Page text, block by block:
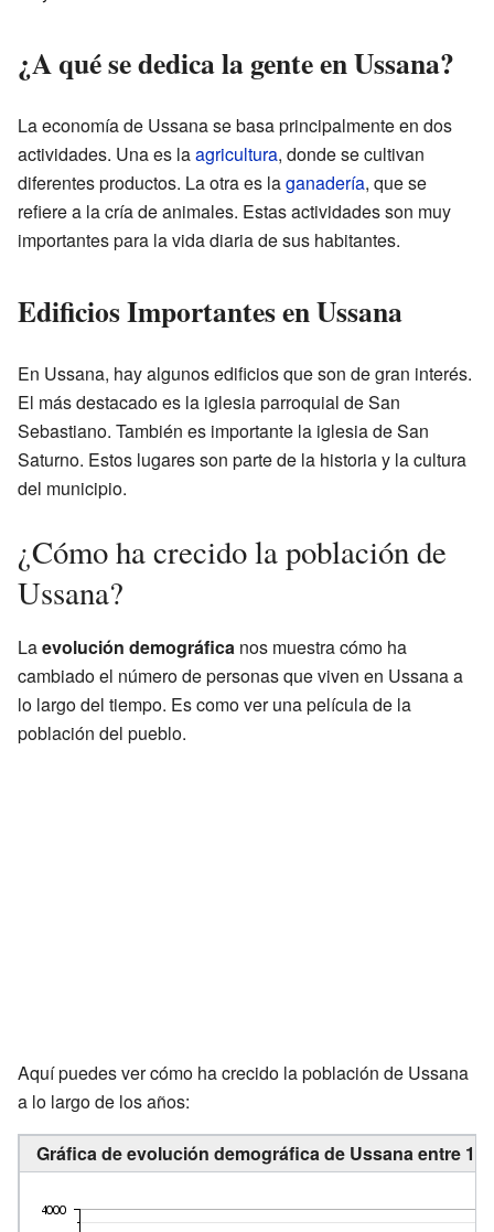
¿A qué se dedica la gente en Ussana?
La economía de Ussana se basa principalmente en dos
actividades. Una es laagricultura, donde se cultivan
diferentes productos. La otra es laganadería, que se
refiere a la cría de animales. Estas actividades son muy
importantes para la vida diaria de sus habitantes.
Edificios Importantes en Ussana
En Ussana, hay algunos edificios que son de gran interés.
El más destacado es la iglesia parroquial de San
Sebastiano. También es importante la iglesia de San
Saturno. Estos lugares son parte de la historia y la cultura
del municipio.
¿Cómo ha crecido la población de
Ussana?
Laevolución demográfica nos muestra cómo ha
cambiado el número de personas que viven en Ussana a
lo largo del tiempo. Es como ver una película de la
población del pueblo.
Aquí puedes ver cómo ha crecido la población de Ussana
a lo largo de los años:
Gráfica de evolución demográfica de Ussana entre